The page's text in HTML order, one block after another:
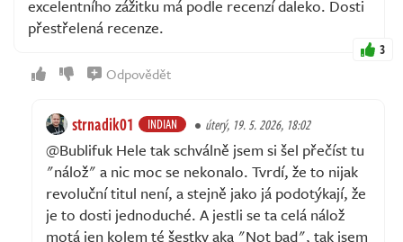
excelentního zážitku má podle recenzí daleko. Dosti
přestřelená recenze.
3
Odpovědět
strnadik01 INDIAN úterý, 19. 5. 2026, 18:02
@Bublifuk Hele tak schválně jsem si šel přečíst tu
"nálož" a nic moc se nekonalo. Tvrdí, že to nijak
revoluční titul není, a stejně jako já podotýkají, že
je to dosti jednoduché. A jestli se ta celá nálož
motá jen kolem té šestky aka "Not bad", tak jsem